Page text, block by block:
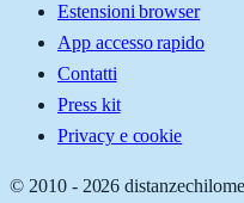
Estensioni browser
App accesso rapido
Contatti
Press kit
Privacy e cookie
© 2010 - 2026